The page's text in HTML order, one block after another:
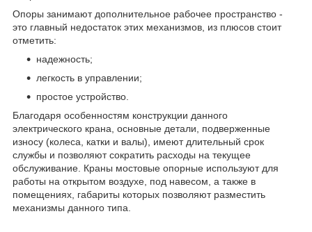
Опоры занимают дополнительное рабочее пространство -
это главный недостаток этих механизмов, из плюсов стоит
отметить:
надежность;
легкость в управлении;
простое устройство.
Благодаря особенностям конструкции данного
электрического крана, основные детали, подверженные
износу (колеса, катки и валы), имеют длительный срок
службы и позволяют сократить расходы на текущее
обслуживание. Краны мостовые опорные используют для
работы на открытом воздухе, под навесом, а также в
помещениях, габариты которых позволяют разместить
механизмы данного типа.